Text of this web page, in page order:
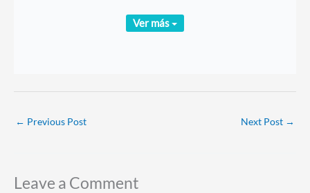
Ver más
← Previous Post Next Post →
Leave a Comment